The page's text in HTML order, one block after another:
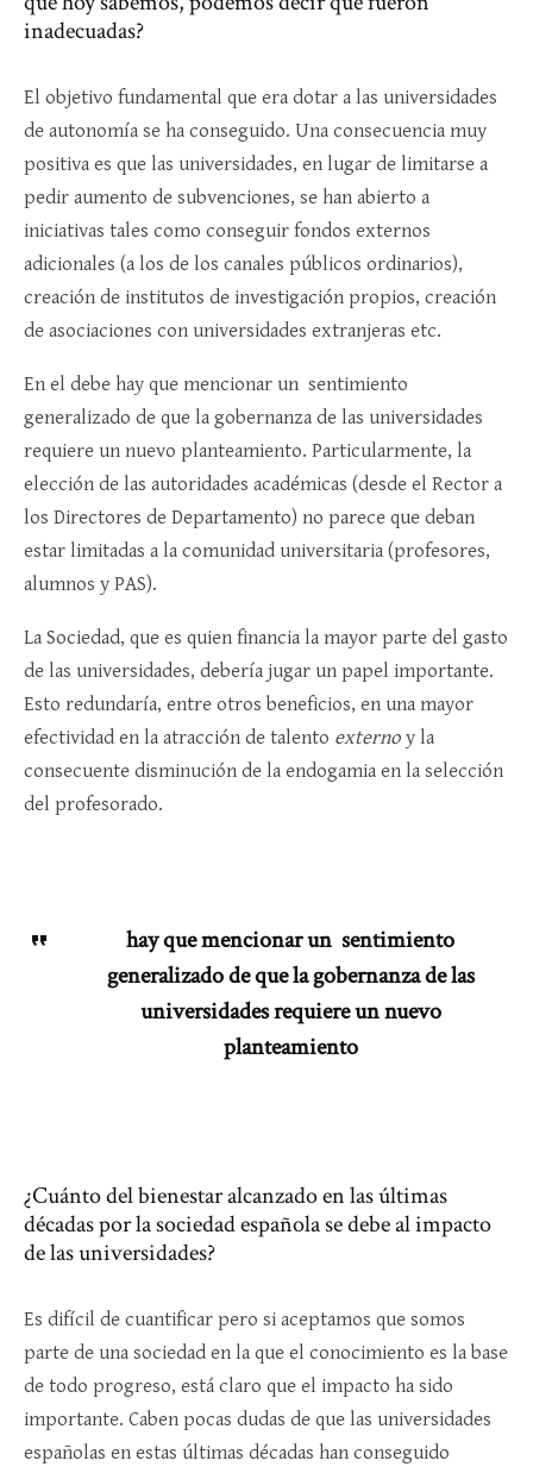
inadecuadas?
El objetivo fundamental que era dotar a las universidades
de autonomía se ha conseguido. Una consecuencia muy
positiva es que las universidades, en lugar de limitarse a
pedir aumento de subvenciones, se han abierto a
iniciativas tales como conseguir fondos externos
adicionales (a los de los canales públicos ordinarios),
creación de institutos de investigación propios, creación
de asociaciones con universidades extranjeras etc.
En el debe hay que mencionar un sentimiento
generalizado de que la gobernanza de las universidades
requiere un nuevo planteamiento. Particularmente, la
elección de las autoridades académicas (desde el Rector a
los Directores de Departamento) no parece que deban
estar limitadas a la comunidad universitaria (profesores,
alumnos y PAS).
La Sociedad, que es quien financia la mayor parte del gasto
de las universidades, debería jugar un papel importante.
Esto redundaría, entre otros beneficios, en una mayor
efectividad en la atracción de talento externo y la
consecuente disminución de la endogamia en la selección
del profesorado.
hay que mencionar un sentimiento
generalizado de que la gobernanza de las
universidades requiere un nuevo
planteamiento
¿Cuánto del bienestar alcanzado en las últimas
décadas por la sociedad española se debe al impacto
de las universidades?
Es difícil de cuantificar pero si aceptamos que somos
parte de una sociedad en la que el conocimiento es la base
de todo progreso, está claro que el impacto ha sido
importante. Caben pocas dudas de que las universidades
españolas en estas últimas décadas han conseguido